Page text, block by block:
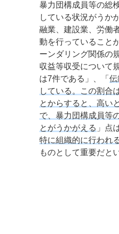
暴力団構成員等の総
している状況がうか
融業、建設業、労働
動を行っていること
ーンダリング関係の
収益等収受について
は7件である」、「 伝
している。この割合
とからすると、高い
で、暴力団構成員等
とがうかがえる 」点
特に組織的に行われ
ものとして重要だと